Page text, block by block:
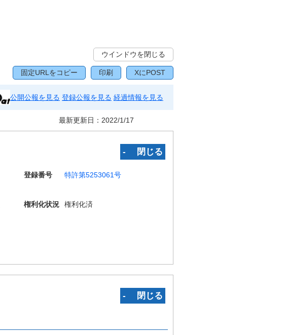
ウインドウを閉じる
固定URLをコピー 印刷 XにPOST
公開公報を見る 登録公報を見る 経過情報を見る
最新更新日： 2022/1/17
‐ 閉じる
登録番号
特許第5253061号
権利化状況
権利化済
‐ 閉じる